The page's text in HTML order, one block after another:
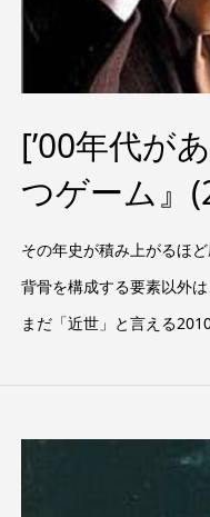
[’00年代が
つゲーム』
その年史が積み上がるほ
背骨を構成する要素以外
まだ「近世」と言える